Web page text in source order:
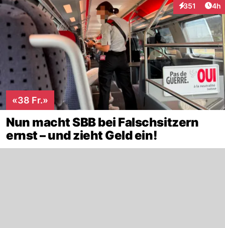
351
Interaktionen
4h
«38 Fr.»
Nun macht SBB bei Falschsitzern
ernst – und zieht Geld ein!